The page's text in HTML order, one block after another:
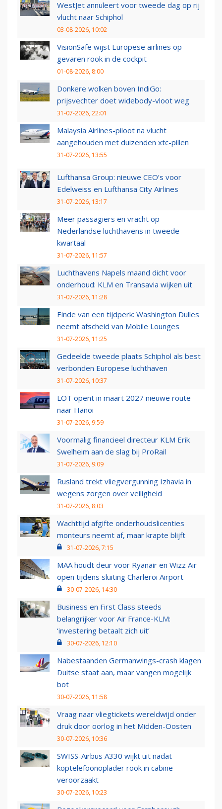
WestJet annuleert voor tweede dag op rij
vlucht naar Schiphol
03-08-2026, 10:02
VisionSafe wijst Europese airlines op
gevaren rook in de cockpit
01-08-2026, 8:00
Donkere wolken boven IndiGo:
prijsvechter doet widebody-vloot weg
31-07-2026, 22:01
Malaysia Airlines-piloot na vlucht
aangehouden met duizenden xtc-pillen
31-07-2026, 13:55
Lufthansa Group: nieuwe CEO’s voor
Edelweiss en Lufthansa City Airlines
31-07-2026, 13:17
Meer passagiers en vracht op
Nederlandse luchthavens in tweede
kwartaal
31-07-2026, 11:57
Luchthavens Napels maand dicht voor
onderhoud: KLM en Transavia wijken uit
31-07-2026, 11:28
Einde van een tijdperk: Washington Dulles
neemt afscheid van Mobile Lounges
31-07-2026, 11:25
Gedeelde tweede plaats Schiphol als best
verbonden Europese luchthaven
31-07-2026, 10:37
LOT opent in maart 2027 nieuwe route
naar Hanoi
31-07-2026, 9:59
Voormalig financieel directeur KLM Erik
Swelheim aan de slag bij ProRail
31-07-2026, 9:09
Rusland trekt vliegvergunning Izhavia in
wegens zorgen over veiligheid
31-07-2026, 8:03
Wachttijd afgifte onderhoudslicenties
monteurs neemt af, maar krapte blijft
31-07-2026, 7:15
MAA houdt deur voor Ryanair en Wizz Air
open tijdens sluiting Charleroi Airport
30-07-2026, 14:30
Business en First Class steeds
belangrijker voor Air France-KLM:
‘investering betaalt zich uit’
30-07-2026, 12:10
Nabestaanden Germanwings-crash klagen
Duitse staat aan, maar vangen mogelijk
bot
30-07-2026, 11:58
Vraag naar vliegtickets wereldwijd onder
druk door oorlog in het Midden-Oosten
30-07-2026, 10:36
SWISS-Airbus A330 wijkt uit nadat
koptelefoonoplader rook in cabine
veroorzaakt
30-07-2026, 10:23